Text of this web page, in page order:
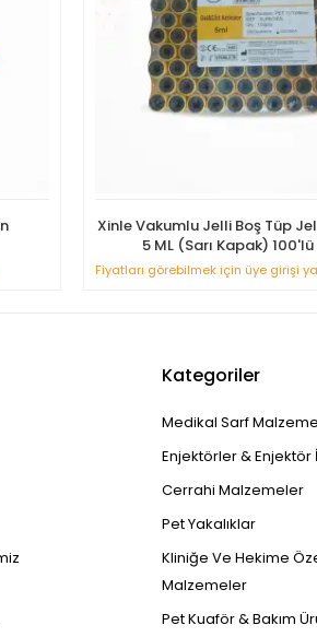
Xinle Vakumlu Jelli Boş Tüp
5 ML (Sarı Kapak)
Fiyatları görebilmek için üye girişi
Kategoriler
Medikal Sarf
Enjektörler & Enjektör
Cerrahi Malzemeler
Pet Yakalıklar
Kliniğe Ve Hekime
Malzemeler
Pet Kuaför & Bakım